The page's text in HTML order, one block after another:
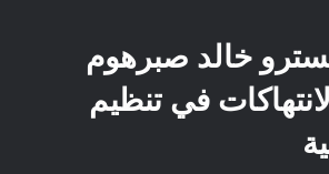
خالد صبرهوم
في تنظيم